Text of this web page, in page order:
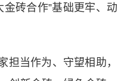
砖合作”基础更牢、动
当作为、守望相助，